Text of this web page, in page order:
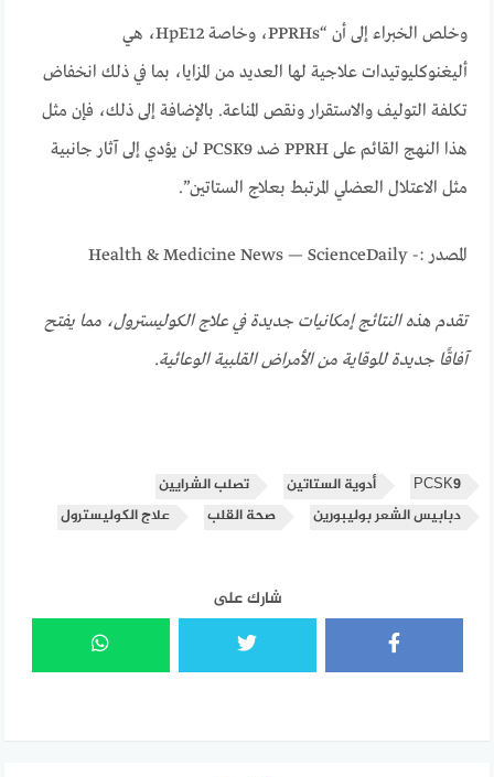
وخلص الخبراء إلى أن “PPRHs، وخاصة HpE12، هي
أليغنوكليوتيدات علاجية لها العديد من المزايا، بما في ذلك انخفاض
تكلفة التوليف والاستقرار ونقص المناعة. بالإضافة إلى ذلك، فإن مثل
هذا النهج القائم على PPRH ضد PCSK9 لن يؤدي إلى آثار جانبية
مثل الاعتلال العضلي المرتبط بعلاج الستاتين”.
المصدر :- Health & Medicine News — ScienceDaily
تقدم هذه النتائج إمكانيات جديدة في علاج الكوليسترول، مما يفتح
آفاقًا جديدة للوقاية من الأمراض القلبية الوعائية.
PCSK9 أدوية الستاتين
تصلب الشرايين
دبابيس الشعر بوليبورين
صحة القلب علاج الكوليسترول
شارك على